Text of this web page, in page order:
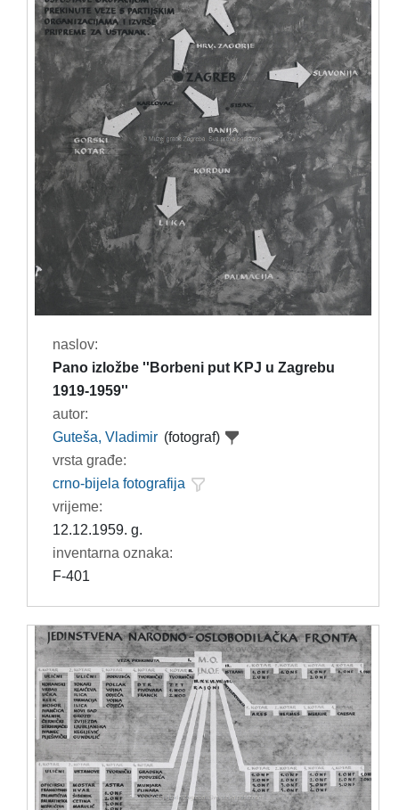
naslov:
Pano izložbe ''Borbeni put KPJ u Zagrebu
1919-1959''
autor:
Guteša, Vladimir (fotograf)
vrsta građe:
crno-bijela fotografija
vrijeme:
12.12.1959. g.
inventarna oznaka:
F-401